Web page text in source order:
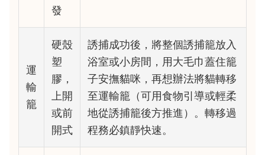
發
運
輸
籠
硬殼
塑
膠，
上開
或前
開式
誘捕成功後，將整個誘捕籠放入
浴室或小房間，用大毛巾蓋住籠
子安撫貓咪，再想辦法將貓轉移
至運輸籠（可用食物引導或輕柔
地從誘捕籠後方推進）。轉移過
程務必鎮靜快速。